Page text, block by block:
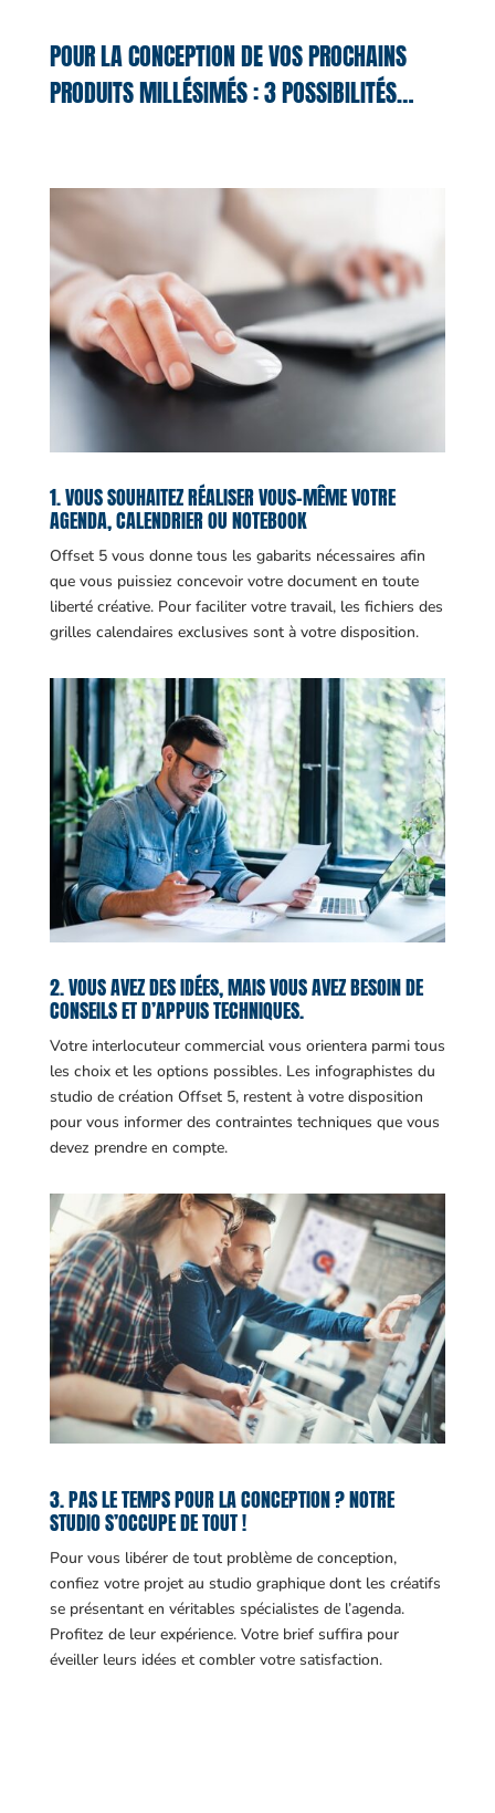
POUR LA CONCEPTION DE VOS PROCHAINS
PRODUITS MILLÉSIMÉS : 3 POSSIBILITÉS…
1. VOUS SOUHAITEZ RÉALISER VOUS-MÊME VOTRE
AGENDA, CALENDRIER OU NOTEBOOK
Offset 5 vous donne tous les gabarits nécessaires afin
que vous puissiez concevoir votre document en toute
liberté créative. Pour faciliter votre travail, les fichiers des
grilles calendaires exclusives sont à votre disposition.
2. VOUS AVEZ DES IDÉES, MAIS VOUS AVEZ BESOIN DE
CONSEILS ET D’APPUIS TECHNIQUES.
Votre interlocuteur commercial vous orientera parmi tous
les choix et les options possibles. Les infographistes du
studio de création Offset 5, restent à votre disposition
pour vous informer des contraintes techniques que vous
devez prendre en compte.
3. PAS LE TEMPS POUR LA CONCEPTION ? NOTRE
STUDIO S’OCCUPE DE TOUT !
Pour vous libérer de tout problème de conception,
confiez votre projet au studio graphique dont les créatifs
se présentant en véritables spécialistes de l’agenda.
Profitez de leur expérience. Votre brief suffira pour
éveiller leurs idées et combler votre satisfaction.